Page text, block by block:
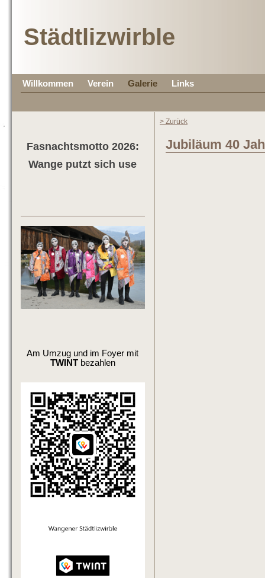
Städtlizwirble
Willkommen Verein Galerie Links
Fasnachtsmotto 2026:
Wange putzt sich use
Am Umzug und im Foyer mit
TWINTbezahlen
> Zurück
Jubiläum 40